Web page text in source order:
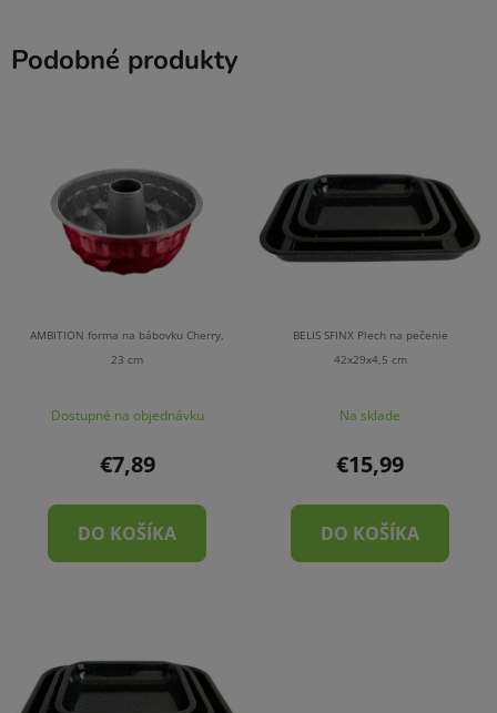
Podobné produkty
AMBITION forma na bábovku Cherry,
23 cm
Dostupné na objednávku
€7,89
DO KOŠÍKA
BELIS SFINX Plech na pečenie
42x29x4,5 cm
Na sklade
€15,99
DO KOŠÍKA